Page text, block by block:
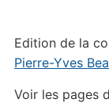
Edition de la
Pierre-Yves
Voir les pages